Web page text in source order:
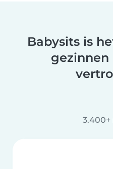
Babysits is
gezinnen
3.400+